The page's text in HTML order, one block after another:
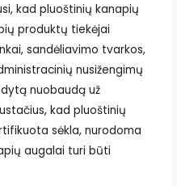
kad pluoštinių kanapių
produktų tiekėjai
sandėliavimo tvarkos,
nusižengimų
nuobaudą už
kad pluoštinių
sėkla, nurodoma
augalai turi būti